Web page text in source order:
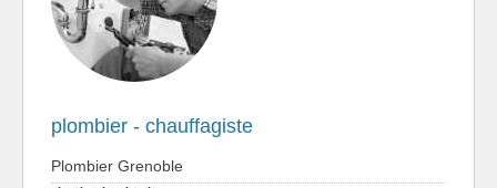
plombier - chauffagiste
Plombier Grenoble